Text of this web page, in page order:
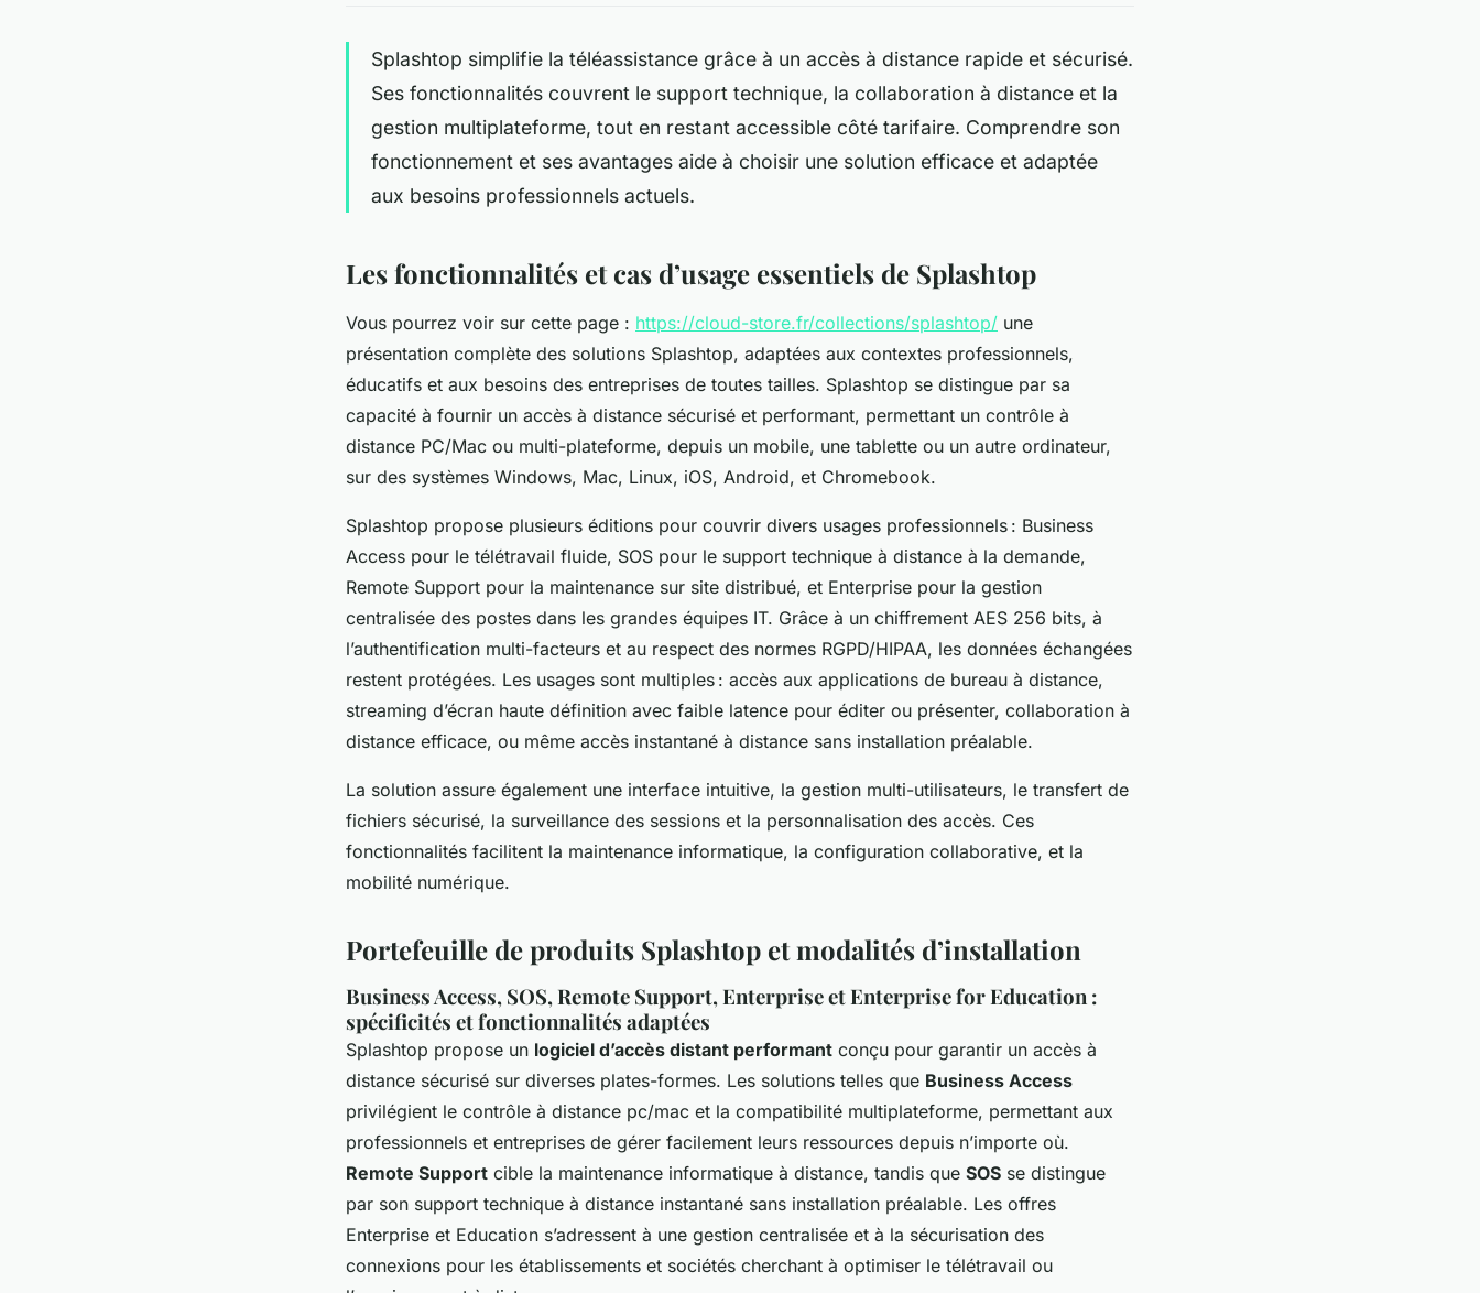
Splashtop simplifie la téléassistance grâce à un accès à distance rapide et sécurisé.
Ses fonctionnalités couvrent le support technique, la collaboration à distance et la
gestion multiplateforme, tout en restant accessible côté tarifaire. Comprendre son
fonctionnement et ses avantages aide à choisir une solution efficace et adaptée
aux besoins professionnels actuels.
Les fonctionnalités et cas d’usage essentiels de Splashtop
Vous pourrez voir sur cette page : https://cloud-store.fr/collections/splashtop/ une
présentation complète des solutions Splashtop, adaptées aux contextes professionnels,
éducatifs et aux besoins des entreprises de toutes tailles. Splashtop se distingue par sa
capacité à fournir un accès à distance sécurisé et performant, permettant un contrôle à
distance PC/Mac ou multi-plateforme, depuis un mobile, une tablette ou un autre ordinateur,
sur des systèmes Windows, Mac, Linux, iOS, Android, et Chromebook.
Splashtop propose plusieurs éditions pour couvrir divers usages professionnels : Business
Access pour le télétravail fluide, SOS pour le support technique à distance à la demande,
Remote Support pour la maintenance sur site distribué, et Enterprise pour la gestion
centralisée des postes dans les grandes équipes IT. Grâce à un chiffrement AES 256 bits, à
l’authentification multi-facteurs et au respect des normes RGPD/HIPAA, les données échangées
restent protégées. Les usages sont multiples : accès aux applications de bureau à distance,
streaming d’écran haute définition avec faible latence pour éditer ou présenter, collaboration à
distance efficace, ou même accès instantané à distance sans installation préalable.
La solution assure également une interface intuitive, la gestion multi-utilisateurs, le transfert de
fichiers sécurisé, la surveillance des sessions et la personnalisation des accès. Ces
fonctionnalités facilitent la maintenance informatique, la configuration collaborative, et la
mobilité numérique.
Portefeuille de produits Splashtop et modalités d’installation
Business Access, SOS, Remote Support, Enterprise et Enterprise for Education :
spécificités et fonctionnalités adaptées
Splashtop propose un logiciel d’accès distant performant conçu pour garantir un accès à
distance sécurisé sur diverses plates-formes. Les solutions telles que Business Access
privilégient le contrôle à distance pc/mac et la compatibilité multiplateforme, permettant aux
professionnels et entreprises de gérer facilement leurs ressources depuis n’importe où.
Remote Support cible la maintenance informatique à distance, tandis que SOS se distingue
par son support technique à distance instantané sans installation préalable. Les offres
Enterprise et Education s’adressent à une gestion centralisée et à la sécurisation des
connexions pour les établissements et sociétés cherchant à optimiser le télétravail ou